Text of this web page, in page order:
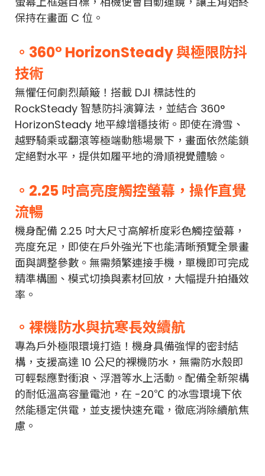
保持在畫面 C 位。
。360° HorizonSteady 與極限防抖
技術
無懼任何劇烈顛簸！搭載 DJI 標誌性的
RockSteady 智慧防抖演算法，並結合 360°
HorizonSteady 地平線增穩技術。即使在滑雪、
越野騎乘或翻滾等極端動態場景下，畫面依然能鎖
定絕對水平，提供如履平地的滑順視覺體驗。
。2.25 吋高亮度觸控螢幕，操作直覺
流暢
機身配備 2.25 吋大尺寸高解析度彩色觸控螢幕，
亮度充足，即使在戶外強光下也能清晰預覽全景畫
面與調整參數。無需頻繁連接手機，單機即可完成
精準構圖、模式切換與素材回放，大幅提升拍攝效
率。
。裸機防水與抗寒長效續航
專為戶外極限環境打造！機身具備強悍的密封結
構，支援高達 10 公尺的裸機防水，無需防水殼即
可輕鬆應對衝浪、浮潛等水上活動。配備全新架構
的耐低溫高容量電池，在 -20℃ 的冰雪環境下依
然能穩定供電，並支援快速充電，徹底消除續航焦
慮。